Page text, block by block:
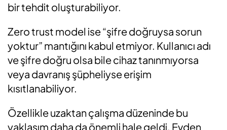
bir tehdit oluşturabiliyor.
Zero trust model ise “şifre doğruysa sorun
yoktur” mantığını kabul etmiyor. Kullanıcı adı
ve şifre doğru olsa bile cihaz tanınmıyorsa
veya davranış şüpheliyse erişim
kısıtlanabiliyor.
Özellikle uzaktan çalışma düzeninde bu
yaklaşım daha da önemli hale geldi. Evden